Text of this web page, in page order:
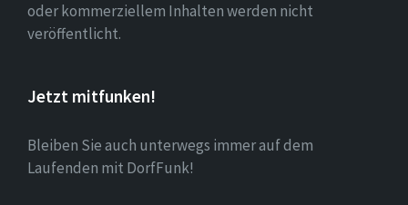
oder kommerziellem Inhalten werden nicht
veröffentlicht.
Jetzt mitfunken!
Bleiben Sie auch unterwegs immer auf dem
Laufenden mit DorfFunk!